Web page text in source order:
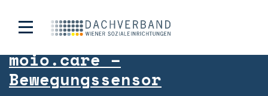
Kategorie:mittel
moio.care –
Bewegungssensor